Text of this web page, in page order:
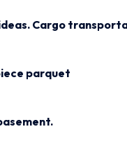
Cargo
parquet